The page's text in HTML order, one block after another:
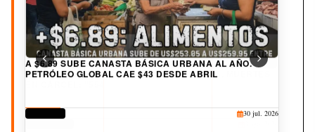
A $6.89 SUBE CANASTA BÁSICA URBANA AL AÑO.
PETRÓLEO GLOBAL CAE $43 DESDE ABRIL
DERECHOS
30 jul. 2026